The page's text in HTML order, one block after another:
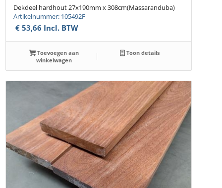
Dekdeel hardhout 27x190mm x 308cm(Massaranduba)
Artikelnummer: 105492F
€ 53,66 Incl. BTW
Toevoegen aan
winkelwagen
Toon details